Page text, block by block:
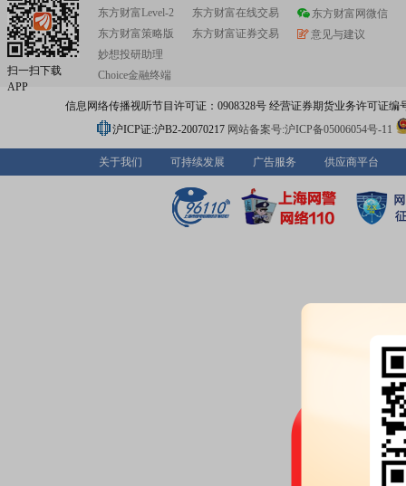
扫一扫下载
APP
东方财富Level-2
东方财富策略版
妙想投研助理
Choice金融终端
东方财富在线交易
东方财富证券交易
东方财富网微信
意见与建议
信息网络传播视听节目许可证：0908328号 经营证券期货业务许可证编
沪ICP证:沪B2-20070217 网站备案号:沪ICP备05006054号-11
关于我们 可持续发展 广告服务 供应商平台